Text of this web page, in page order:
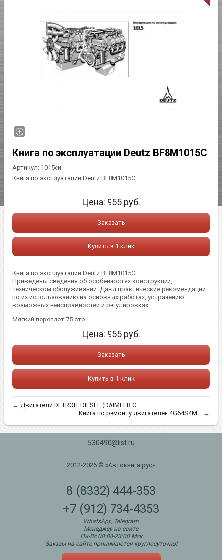
Книга по эксплуатации Deutz BF8M1015C
Артикул: 1015си
Книга по эксплуатации Deutz BF8M1015C
Цена: 955 руб.
Заказать
Купить в 1 клик
Книга по эксплуатации Deutz BF8M1015C.
Приведены сведения об особенностях конструкции,
техническом обслуживании. Даны практические рекомендации
по их использованию на основных работах, устранению
возможных неисправностей и регулировках.
Мягкий переплет 75 стр.
Цена: 955 руб.
Заказать
Купить в 1 клик
← Двигатели DETROIT DIESEL (DAIMLER C...
Книга по ремонту двигателей 4G64S4M...
→
530490@list.ru
2012-2026 © «Автокнига.рус»
8 (8332) 444-353
+7 (912) 734-4353
WhatsApp, Telegram
Менеджер на сайте
Пн-Вс 08:00-23:00 Мск
Заказы на сайте принимаются круглосуточно!